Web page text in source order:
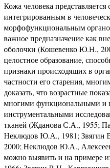
Кожа человека
интегрированным в
морфофункциональным
важное предназначение как
оболочки (Кошевенко Ю.Н.,
целостное образование,
признаки происходящих в
частности его старения,
доказать, что возрастные
многими функциональными и
инструментальными
тканей (Жданова С.А., 1955;
Неклюдов Ю.А., 1981; Звягин
2000; Неклюдов Ю.А.,
можно выявить и на примере